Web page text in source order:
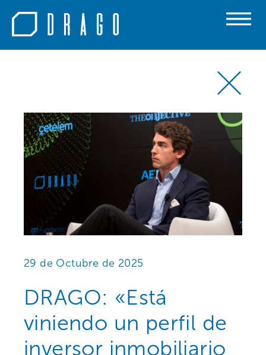
29 de Octubre de 2025
DRAGO: «Está
viniendo un perfil de
inversor inmobiliario